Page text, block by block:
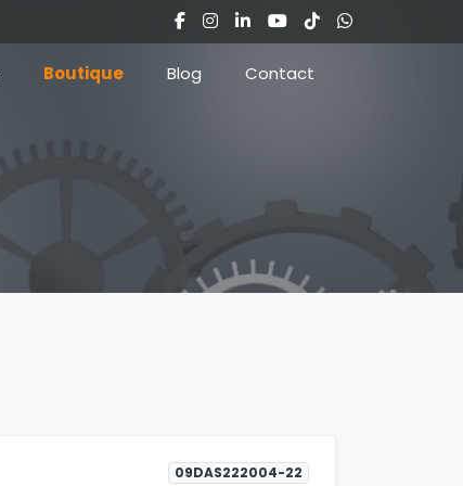
Boutique Blog Contact
09DAS222004-22